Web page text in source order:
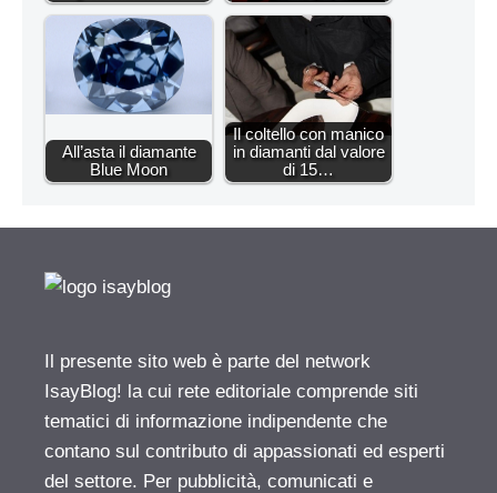
All’asta il diamante
Blue Moon
Il coltello con manico
in diamanti dal valore
di 15…
Il presente sito web è parte del network
IsayBlog! la cui rete editoriale comprende siti
tematici di informazione indipendente che
contano sul contributo di appassionati ed esperti
del settore. Per pubblicità, comunicati e